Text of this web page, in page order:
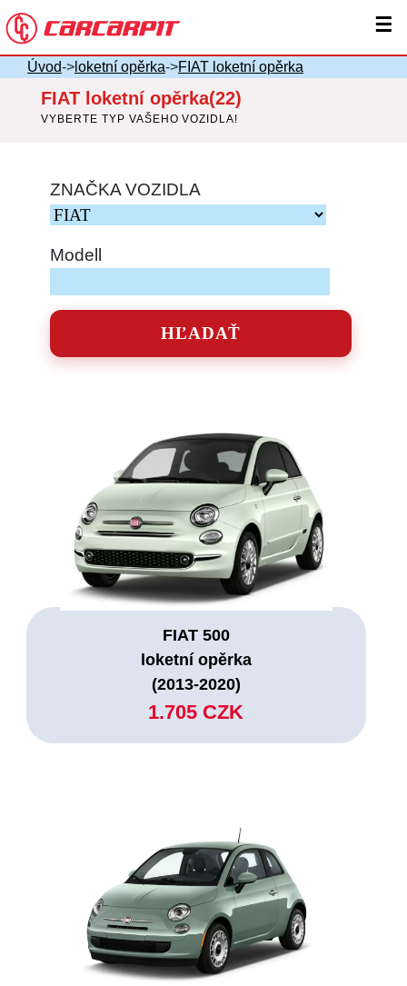
☰
Úvod-> loketní opěrka->FIAT loketní opěrka
FIAT loketní opěrka(22)
VYBERTE TYP VAŠEHO VOZIDLA!
ZNAČKA VOZIDLA
Modell
HĽADAŤ
FIAT 500
loketní opěrka
(2013-2020)
1.705 CZK